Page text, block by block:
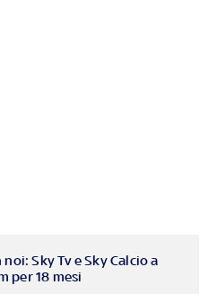
Sky Tv e Sky Calcio a
per 18 mesi